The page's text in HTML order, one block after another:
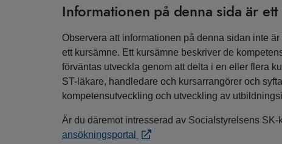
Informationen på denna sida är
Observera att informationen på denna sidan inte
ett kursämne. Ett kursämne beskriver de
förväntas utveckla genom att delta i en eller flera
ST-läkare, handledare och kursarrangörer och
kompetensutveckling och utveckling av
Är du däremot intresserad av Socialstyrelsens SK-
ansökningsportal